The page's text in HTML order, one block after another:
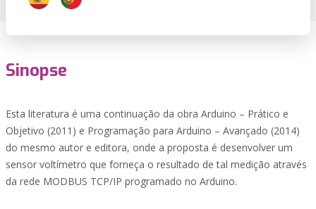
Sinopse
Esta literatura é uma continuação da obra Arduino – Prático e
Objetivo (2011) e Programação para Arduino – Avançado (2014)
do mesmo autor e editora, onde a proposta é desenvolver um
sensor voltímetro que forneça o resultado de tal medição através
da rede MODBUS TCP/IP programado no Arduino.